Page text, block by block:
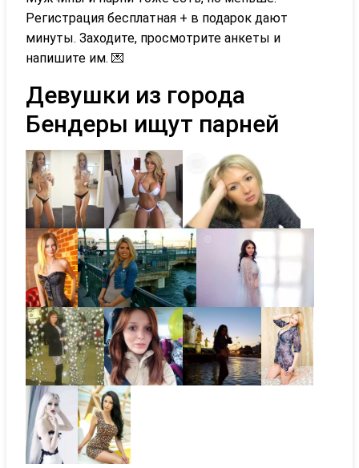
Регистрация бесплатная + в подарок дают
минуты. Заходите, просмотрите анкеты и
напишите им. 💌
Девушки из города
Бендеры ищут парней